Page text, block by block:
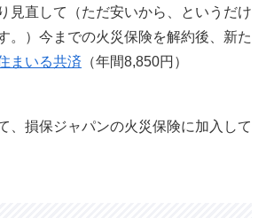
見直して（ただ安いから、というだけ
。）今までの火災保険を解約後、新た
まいる共済 （年間8,850円）
、損保ジャパンの火災保険に加入して